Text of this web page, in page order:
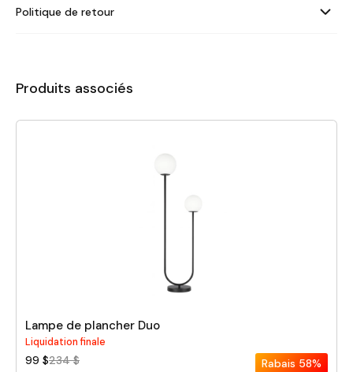
Politique de retour
Produits associés
Lampe de plancher Duo
Liquidation finale
99 $234 $ Rabais 58%